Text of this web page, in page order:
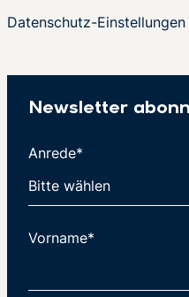
Datenschutz-Einstellungen
Newsletter
Anrede*
Vorname*